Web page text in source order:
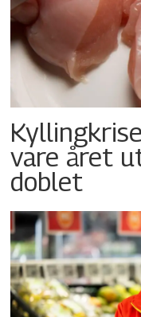
vare året
doblet